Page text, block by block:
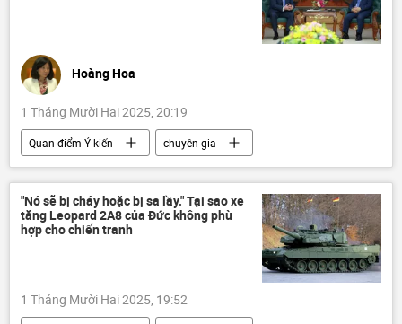
Hoàng Hoa
1 Tháng Mười Hai 2025, 20:19
Quan điểm-Ý kiến
chuyên gia
Tác giả
Zarubezhneft
Kinh tế
năng lượng
Việt Nam
Nga
Hợp tác Nga-Việt
an ninh
"Nó sẽ bị cháy hoặc bị sa lầy." Tại sao xe
tăng Leopard 2A8 của Đức không phù
hợp cho chiến tranh
1 Tháng Mười Hai 2025, 19:52